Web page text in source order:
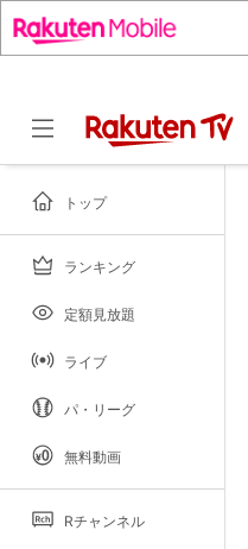
トップ
ランキング
定額見放題
ライブ
パ・リーグ
無料動画
Rチャンネル